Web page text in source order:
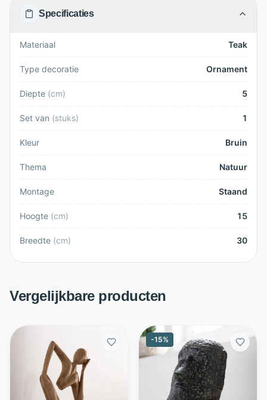
Specificaties
Materiaal Teak
Type decoratie Ornament
Diepte (cm) 5
Set van (stuks) 1
Kleur Bruin
Thema Natuur
Montage Staand
Hoogte (cm) 15
Breedte (cm) 30
Vergelijkbare producten
-15%